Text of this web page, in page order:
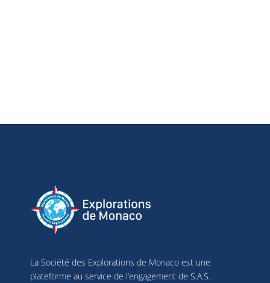
La Société des Explorations de Monaco est une
plateforme au service de l’engagement de S.A.S.